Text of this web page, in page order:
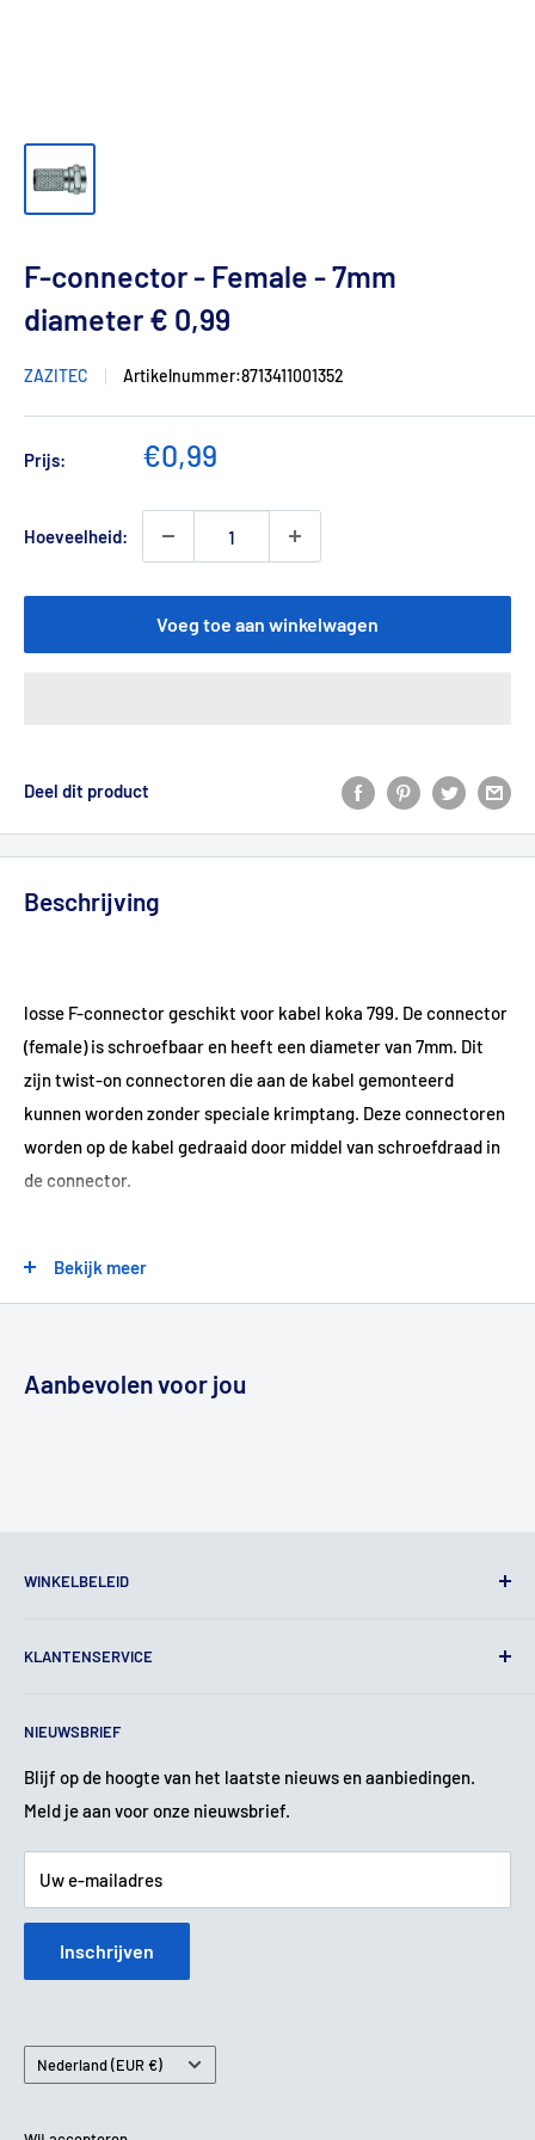
F-connector - Female - 7mm
diameter € 0,99
ZAZITEC Artikelnummer:8713411001352
Prijs: Verkoopprijs
€0,99
Hoeveelheid:
Voeg toe aan winkelwagen
Deel dit product
Beschrijving
losse F-connector geschikt voor kabel koka 799. De connector
(female) is schroefbaar en heeft een diameter van 7mm. Dit
zijn twist-on connectoren die aan de kabel gemonteerd
kunnen worden zonder speciale krimptang. Deze connectoren
worden op de kabel gedraaid door middel van schroefdraad in
de connector.
Bekijk meer
Aanbevolen voor jou
WINKELBELEID
Juridische kennisgeving
Verzendbeleid
Terugbetalingsbeleid
NIEUWSBRIEF
Blijf op de hoogte van het laatste nieuws en aanbiedingen.
Meld je aan voor onze nieuwsbrief.
Uw e-mailadres
Inschrijven
KLANTENSERVICE
Over ons
Garantie & Klachten
Service & Reparatie
Betaalmethoden
Land
Nederland (EUR €)